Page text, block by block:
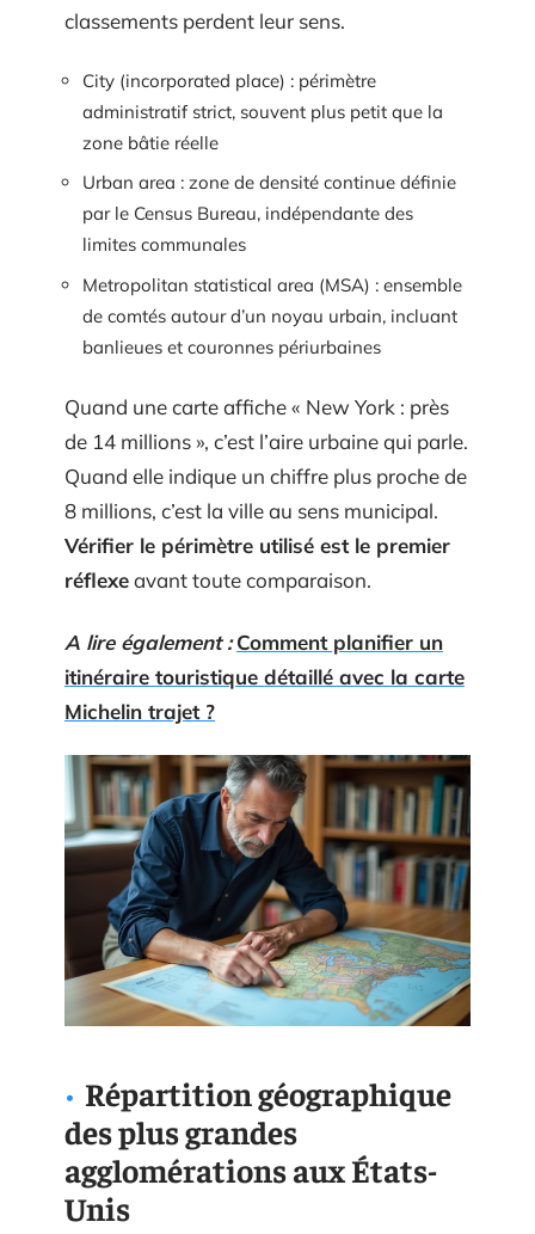
classements perdent leur sens.
City (incorporated place) : périmètre
administratif strict, souvent plus petit que la
zone bâtie réelle
Urban area : zone de densité continue définie
par le Census Bureau, indépendante des
limites communales
Metropolitan statistical area (MSA) : ensemble
de comtés autour d’un noyau urbain, incluant
banlieues et couronnes périurbaines
Quand une carte affiche « New York : près
de 14 millions », c’est l’aire urbaine qui parle.
Quand elle indique un chiffre plus proche de
8 millions, c’est la ville au sens municipal.
Vérifier le périmètre utilisé est le premier
réflexeavant toute comparaison.
A lire également : Comment planifier un
itinéraire touristique détaillé avec la carte
Michelin trajet ?
Répartition géographique
des plus grandes
agglomérations aux États-
Unis